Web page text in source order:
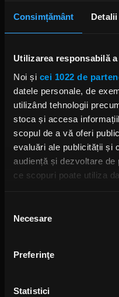
Consimțământ Detalii
Utilizarea responsabilă
Noi și cei 1022 de
datele personale, de
utilizând tehnologii
stoca și accesa
scopul de a vă oferi
evaluări ale publicității și
audiență și dezvoltare
ce scopuri poate utiliza
Să colectăm
Să vă
activ după
dvs. personale și
consimțământului
Necesare
Preferinţe
Statistici
Foto: Facebook